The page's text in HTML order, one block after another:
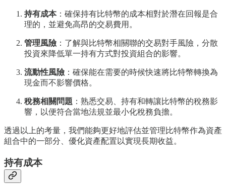
持有成本：確保持有比特幣的成本相對於潛在回報是合
理的，並避免高昂的交易費用。
管理風險 ：了解與比特幣相關聯的交易對手風險，分散
投資來降低單一持有方式對投資組合的影響。
流動性風險 ：確保能在需要的時候快速將比特幣轉換為
現金而不影響價格。
稅務相關問題 ：熟悉交易、持有和轉讓比特幣的稅務影
響，以便符合當地法規並最小化稅務負擔。
透過以上的考量，我們能夠更好地評估並管理比特幣作為資產
組合中的一部分、優化資產配置以實現長期收益。
持有成本